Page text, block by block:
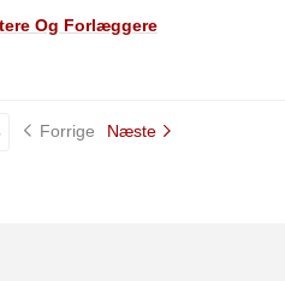
Og Forlæggere
Forrige Næste